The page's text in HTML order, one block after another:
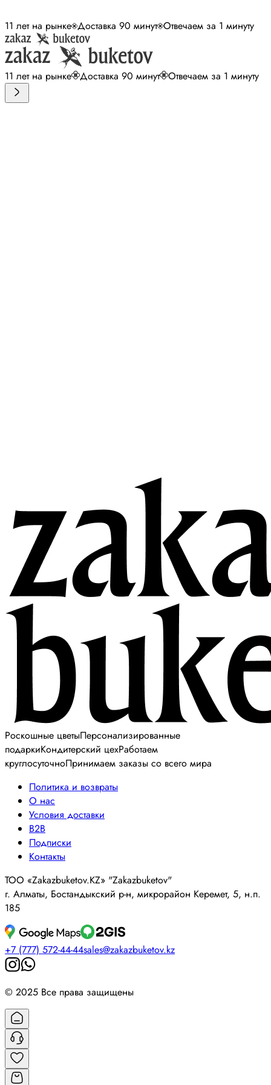
11 лет на рынке Доставка 90 минут Отвечаем за 1 минуту
11 лет на рынке Доставка 90 минут Отвечаем за 1 минуту
Роскошные цветыПерсонализированные
подаркиКондитерский цехРаботаем
круглосуточноПринимаем заказы со всего мира
Политика и возвраты
О нас
Условия доставки
B2B
Подписки
Контакты
ТОО «Zakazbuketov.KZ» "Zakazbuketov"
г. Алматы, Бостандыкский р-н, микрорайон Керемет, 5, н.п.
185
+7 (777) 572-44-44sales@zakazbuketov.kz
© 2025 Все права защищены